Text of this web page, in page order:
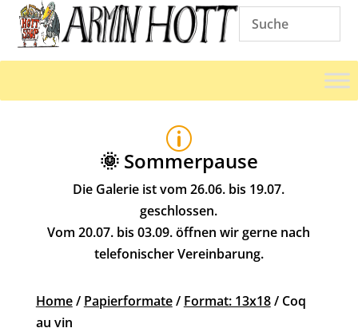
p
🌞 Sommerpause
Die Galerie ist vom 26.06. bis 19.07.
geschlossen.
Vom 20.07. bis 03.09. öffnen wir gerne nach
telefonischer Vereinbarung.
Home/ Papierformate/ Format: 13x18/ Coq
au vin